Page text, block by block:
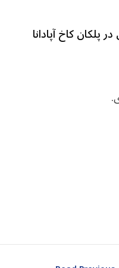
پلکان کاخ آپادانا